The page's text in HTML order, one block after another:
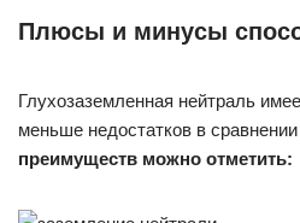
Плюсы и минусы
Глухозаземленная нейтраль
меньше недостатков в
преимуществ можно отметить: